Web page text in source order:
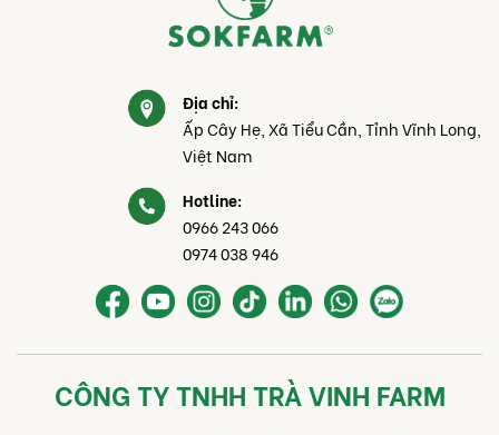
Địa chỉ:
Ấp Cây Hẹ, Xã Tiểu Cần, Tỉnh Vĩnh Long,
Việt Nam
Hotline:
0966 243 066
0974 038 946
CÔNG TY TNHH TRÀ VINH FARM